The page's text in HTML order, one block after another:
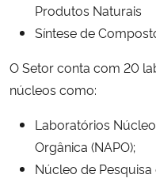
Produtos Naturais
Síntese de
O Setor conta com 20
núcleos como:
Laboratórios
Orgânica (NAPO);
Núcleo de